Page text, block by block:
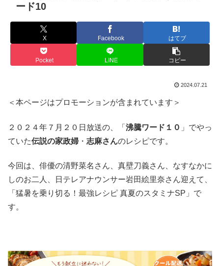
ード10
X Facebook はてブ
Pocket LINE コピー
2024.07.21
＜本ページはプロモーションが含まれています＞
２０２４年７月２０日放送の、「 沸騰ワード１０ 」でやっ
ていた伝説の家政婦 ・ 志麻さんのレシピです。
今回は、俳優の清野菜名さん、真壁刀義さん、なすなかに
しのお二人、日テレアナウンサー岩田絵里奈さん迎えて、
「猛暑を乗り切る！最強レシピ 真夏のスタミナSP」で
す。